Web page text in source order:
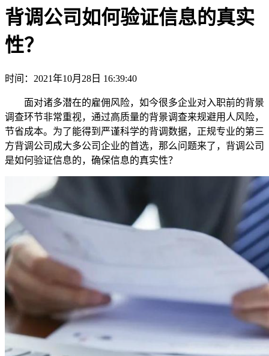
背调公司如何验证信息的真实
性？
时间：2021年10月28日 16:39:40
面对诸多潜在的雇佣风险，如今很多企业对入职前的背景
调查环节非常重视，通过高质量的背景调查来规避用人风险，
节省成本。为了能得到严谨科学的背调数据，正规专业的第三
方背调公司成大多公司企业的首选，那么问题来了，背调公司
是如何验证信息的，确保信息的真实性？